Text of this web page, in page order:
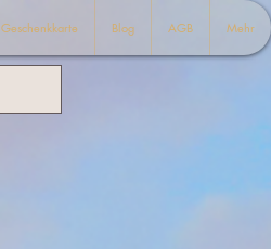
Geschenkkarte Blog AGB Mehr